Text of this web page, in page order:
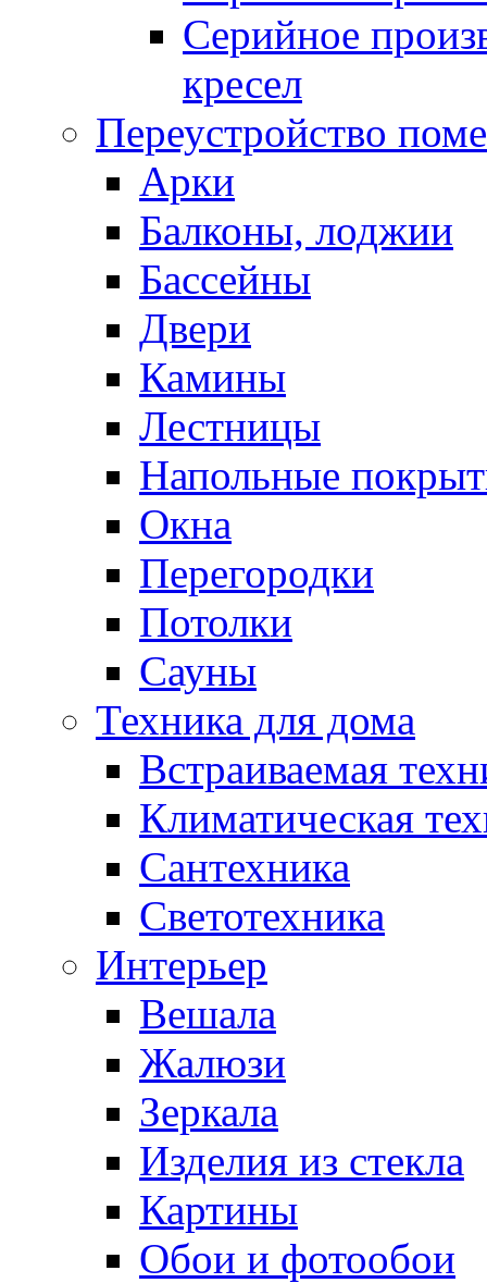
Серийное
кресел
Переустройство
Арки
Балконы, лоджии
Бассейны
Двери
Камины
Лестницы
Напольные
Окна
Перегородки
Потолки
Сауны
Техника для дома
Встраиваемая
Климатическая
Сантехника
Светотехника
Интерьер
Вешала
Жалюзи
Зеркала
Изделия из стекла
Картины
Обои и фотообои